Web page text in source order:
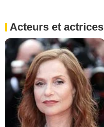
Acteurs et actrices